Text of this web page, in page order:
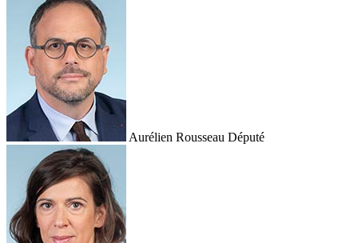
Aurélien Rousseau Député